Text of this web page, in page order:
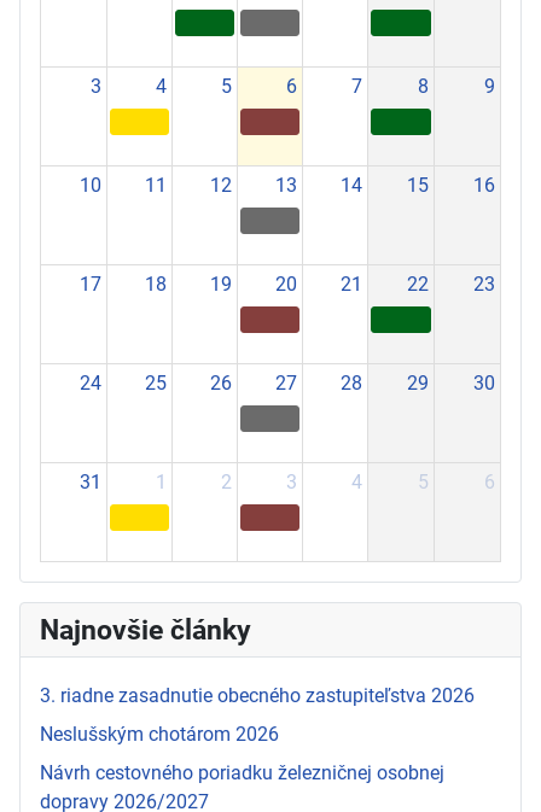
3 4 5 6 7 8 9
10 11 12 13 14 15 16
17 18 19 20 21 22 23
24 25 26 27 28 29 30
31 1 2 3 4 5 6
Najnovšie články
3. riadne zasadnutie obecného zastupiteľstva 2026
Neslušským chotárom 2026
Návrh cestovného poriadku železničnej osobnej
dopravy 2026/2027